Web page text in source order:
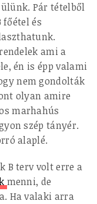
Pár tételből
főétel és
ami a
én is épp valami
nem gondolták
olyan amire
marhahús
szép tányér.
alaplé.
B terv volt erre a
menni, de
Ha valaki arra